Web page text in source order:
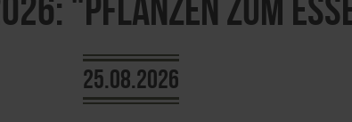
25.08.2026